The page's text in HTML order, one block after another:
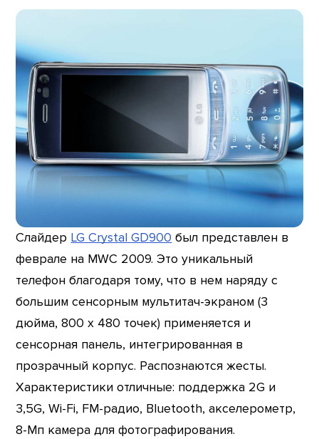
Слайдер LG Crystal GD900 был представлен в
феврале на MWC 2009. Это уникальный
телефон благодаря тому, что в нем наряду с
большим сенсорным мультитач-экраном (3
дюйма, 800 х 480 точек) применяется и
сенсорная панель, интегрированная в
прозрачный корпус. Распознаются жесты.
Характеристики отличные: поддержка 2G и
3,5G, Wi-Fi, FM-радио, Bluetooth, акселерометр,
8-Мп камера для фотографирования.